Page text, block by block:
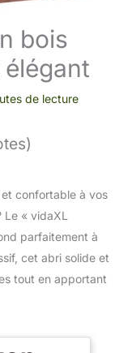
bois
de lecture
confortable à vos
Le « vidaXL
parfaitement à
cet abri solide et
tout en apportant